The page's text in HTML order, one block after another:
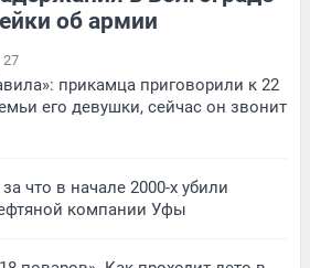
об армии
27
прикамца приговорили к 22
его девушки, сейчас он звонит
что в начале 2000-х убили
компании Уфы